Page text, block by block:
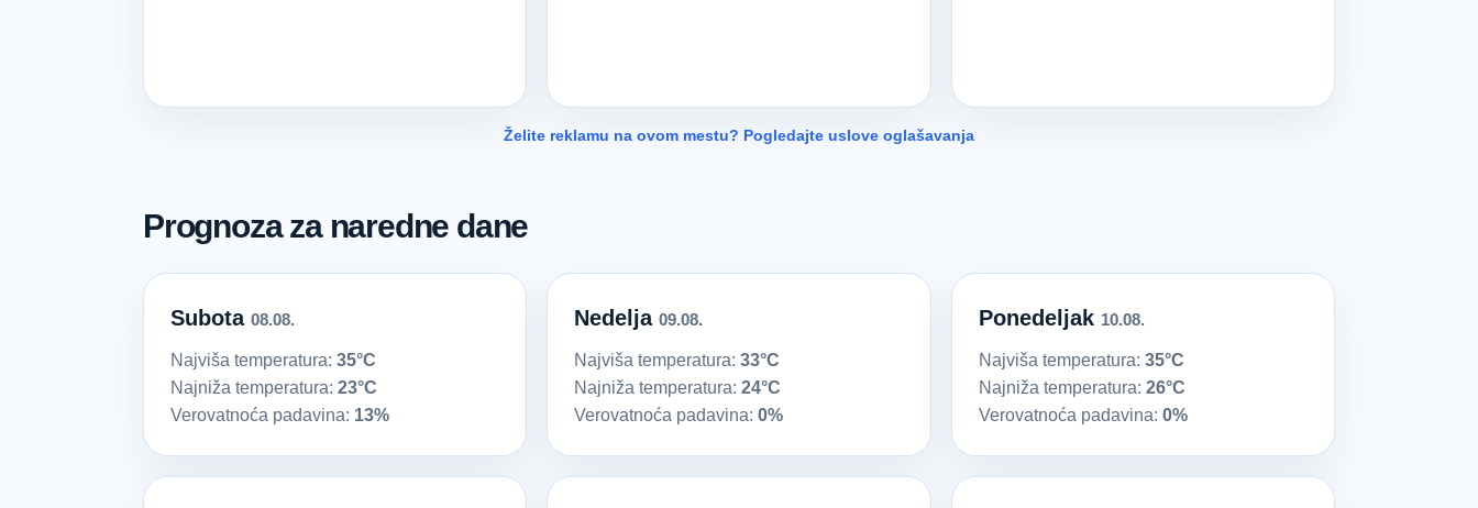
Želite reklamu na ovom mestu? Pogledajte uslove oglašavanja
Prognoza za naredne dane
Subota 08.08.
Najviša temperatura: 35°C
Najniža temperatura: 23°C
Verovatnoća padavina: 13%
Nedelja09.08.
Najviša temperatura:33°C
Najniža temperatura:24°C
Verovatnoća padavina:0%
Ponedeljak 10.08.
Najviša temperatura: 35°C
Najniža temperatura: 26°C
Verovatnoća padavina: 0%